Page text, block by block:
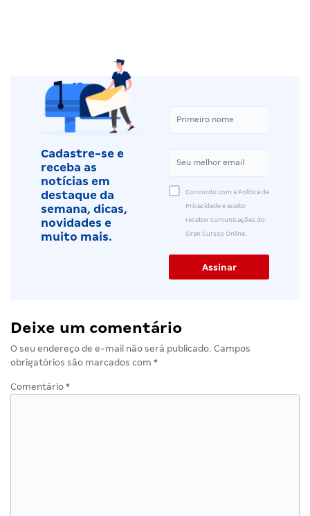
Cadastre-se e
receba as
notícias em
destaque da
semana, dicas,
novidades e
muito mais.
Concordo com a Política de
Privacidade e aceito
receber comunicações do
Gran Cursos Online.
Deixe um comentário
O seu endereço de e-mail não será publicado. Campos
obrigatórios são marcados com *
Comentário *